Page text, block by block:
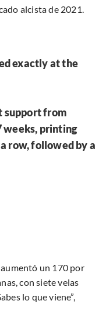
alcista de 2021.
exactly at the
support from
weeks, printing
row, followed by a
aumentó un 170 por
con siete velas
lo que viene”,